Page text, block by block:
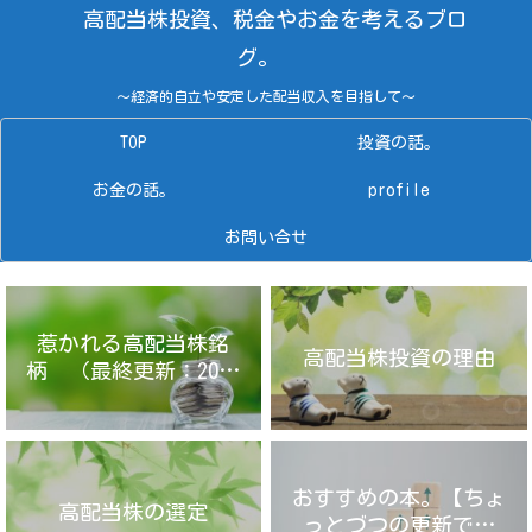
高配当株投資、税金やお金を考えるブロ
グ。
～経済的自立や安定した配当収入を目指して～
TOP 投資の話。
お金の話。 profile
お問い合せ
惹かれる高配当株銘
柄 （最終更新：2025
年4月14日）
高配当株投資の理由
高配当株の選定
おすすめの本。【ちょ
っとづつの更新です